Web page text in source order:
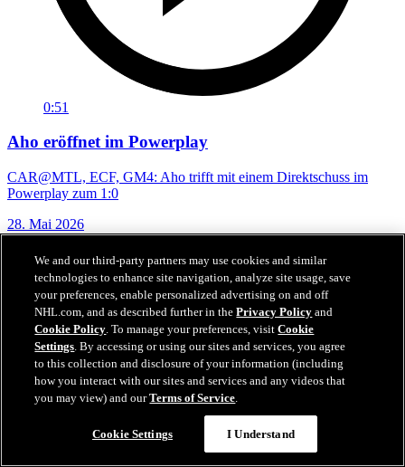
0:51
Aho eröffnet im Powerplay
CAR@MTL, ECF, GM4: Aho trifft mit einem Direktschuss im
Powerplay zum 1:0
28. Mai 2026
We and our third-party partners may use cookies and similar
technologies to enhance site navigation, analyze site usage, save
your preferences, enable personalized advertising on and off
NHL.com, and as described further in thePrivacy Policy and
Cookie Policy. To manage your preferences, visitCookie
Settings. By accessing or using our sites and services, you agree
to this collection and disclosure of your information (including
how you interact with our sites and services and any videos that
you may view) and ourTerms of Service.
Cookie Settings I Understand